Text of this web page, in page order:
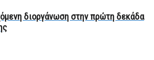
διοργάνωση στην πρώτη δεκάδα